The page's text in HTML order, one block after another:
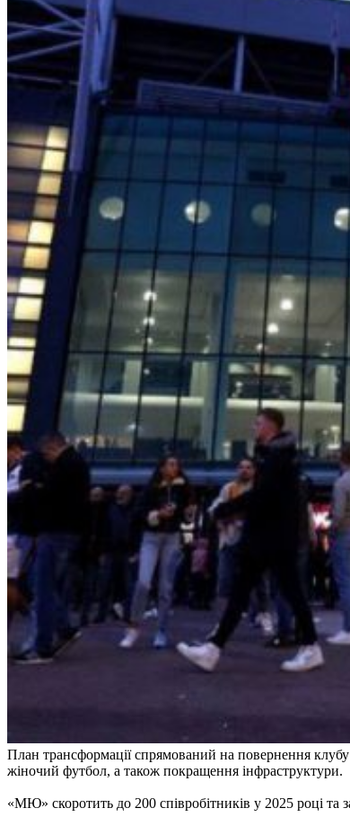
План трансформації спрямований на повернення клубу
жіночий футбол, а також покращення інфраструктури.
«МЮ» скоротить до 200 співробітників у 2025 році та